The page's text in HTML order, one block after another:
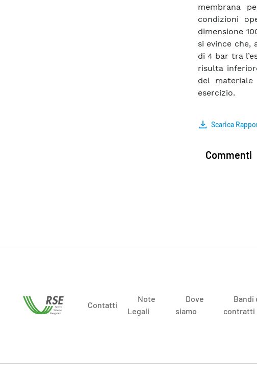
membrana
condizioni
dimensione
si evince che,
di 4 bar tra
risulta
del
esercizio.
Scarica
Commenti
Contatti
Note
Legali
Dove
siamo
Bandi
contratti